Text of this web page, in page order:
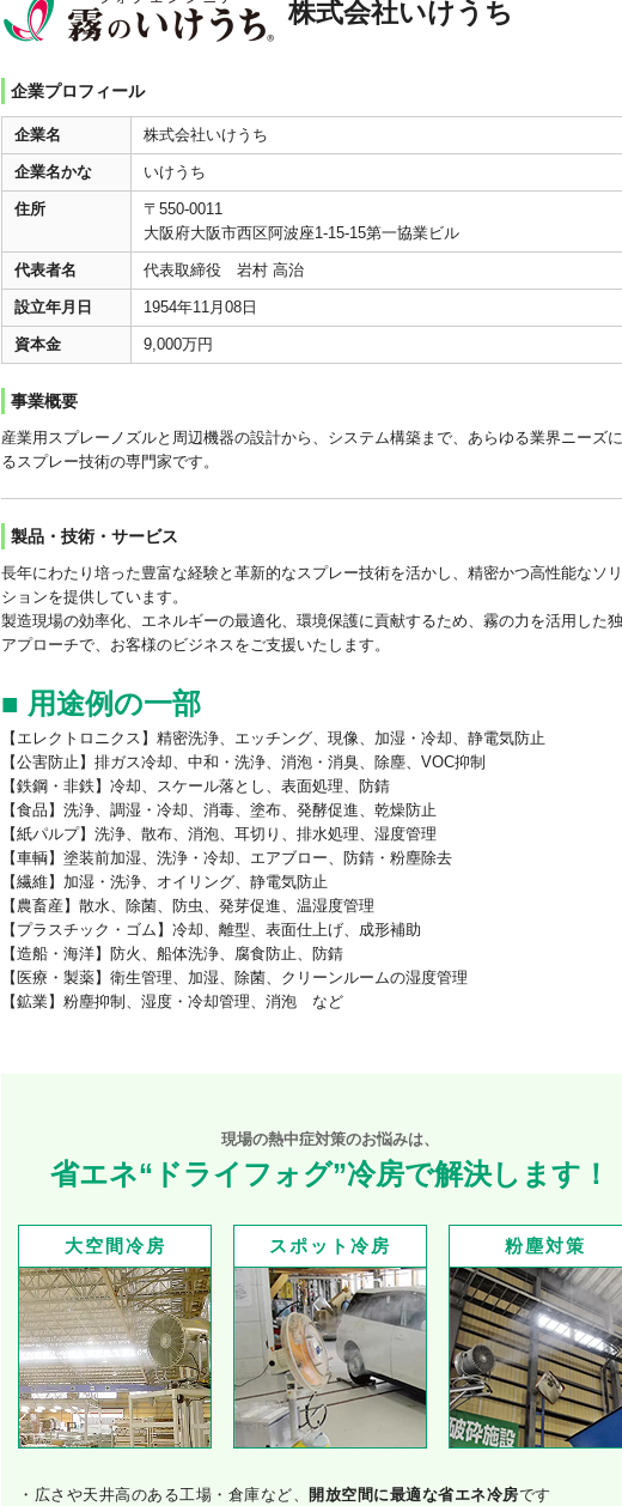
株式会社いけうち
企業プロフィール
企業名 株式会社いけうち
企業名かな いけうち
住所
〒550-0011
大阪府大阪市西区阿波座1-15-15第一協業ビル
代表者名 代表取締役 岩村 高治
設立年月日 1954年11月08日
資本金 9,000万円
事業概要
産業用スプレーノズルと周辺機器の設計から、システム構築まで、あらゆる業界ニーズ
るスプレー技術の専門家です。
製品・技術・サービス
長年にわたり培った豊富な経験と革新的なスプレー技術を活かし、精密かつ高性能なソ
ションを提供しています。
製造現場の効率化、エネルギーの最適化、環境保護に貢献するため、霧の力を活用した
アプローチで、お客様のビジネスをご支援いたします。
■ 用途例の一部
【エレクトロニクス】精密洗浄、エッチング、現像、加湿・冷却、静電気防止
【公害防止】排ガス冷却、中和・洗浄、消泡・消臭、除塵、VOC抑制
【鉄鋼・非鉄】冷却、スケール落とし、表面処理、防錆
【食品】洗浄、調湿・冷却、消毒、塗布、発酵促進、乾燥防止
【紙パルプ】洗浄、散布、消泡、耳切り、排水処理、湿度管理
【車輌】塗装前加湿、洗浄・冷却、エアブロー、防錆・粉塵除去
【繊維】加湿・洗浄、オイリング、静電気防止
【農畜産】散水、除菌、防虫、発芽促進、温湿度管理
【プラスチック・ゴム】冷却、離型、表面仕上げ、成形補助
【造船・海洋】防火、船体洗浄、腐食防止、防錆
【医療・製薬】衛生管理、加湿、除菌、クリーンルームの湿度管理
【鉱業】粉塵抑制、湿度・冷却管理、消泡 など
現場の熱中症対策のお悩みは、
省エネ“ドライフォグ”冷房で解決します！
大空間冷房 スポット冷房 粉塵対策
・広さや天井高のある工場・倉庫など、 開放空間に最適な省エネ冷房です